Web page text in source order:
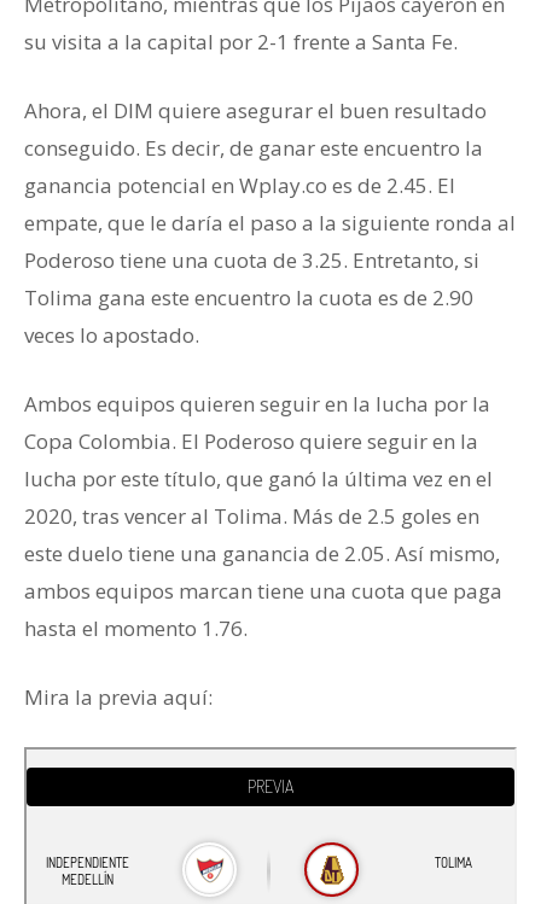
su visita a la capital por 2-1 frente a Santa Fe.
Ahora, el DIM quiere asegurar el buen resultado
conseguido. Es decir, de ganar este encuentro la
ganancia potencial en Wplay.co es de 2.45. El
empate, que le daría el paso a la siguiente ronda al
Poderoso tiene una cuota de 3.25. Entretanto, si
Tolima gana este encuentro la cuota es de 2.90
veces lo apostado.
Ambos equipos quieren seguir en la lucha por la
Copa Colombia. El Poderoso quiere seguir en la
lucha por este título, que ganó la última vez en el
2020, tras vencer al Tolima. Más de 2.5 goles en
este duelo tiene una ganancia de 2.05. Así mismo,
ambos equipos marcan tiene una cuota que paga
hasta el momento 1.76.
Mira la previa aquí: